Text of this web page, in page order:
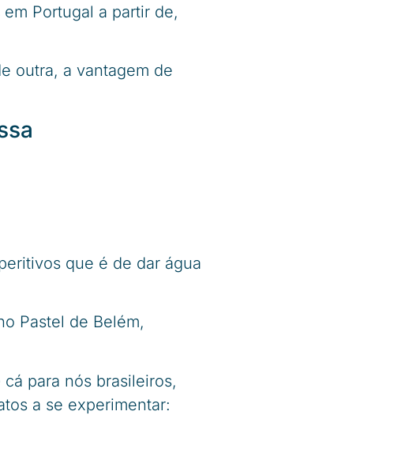
Portugal a partir de,
outra, a vantagem de
que é de dar água
Pastel de Belém,
para nós brasileiros,
a se experimentar: